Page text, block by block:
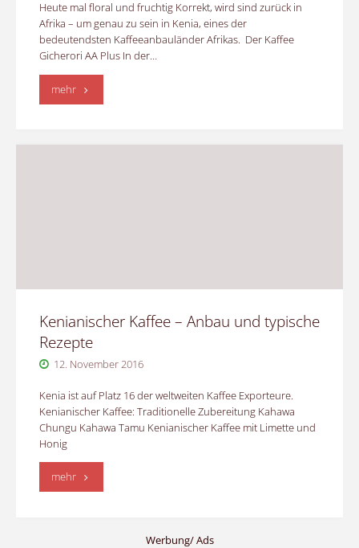
Heute mal floral und fruchtig Korrekt, wird sind zurück in
Afrika – um genau zu sein in Kenia, eines der
bedeutendsten Kaffeeanbauländer Afrikas. Der Kaffee
Gicherori AA Plus In der…
mehr"Tü(r)tchen
Kenianischer Kaffee – Anbau und typische
Rezepte
12. November 2016
Kenia ist auf Platz 16 der weltweiten Kaffee Exporteure.
Kenianischer Kaffee: Traditionelle Zubereitung Kahawa
Chungu Kahawa Tamu Kenianischer Kaffee mit Limette und
Honig
mehr"Kenianischer
Werbung/ Ads